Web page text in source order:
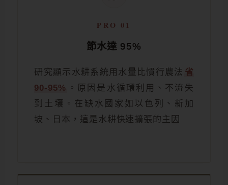
PRO 01
節水達 95%
研究顯示水耕系統用水量比慣行農法 省
90-95% 。原因是水循環利用、不流失
到土壤。在缺水國家如以色列、新加
坡、日本，這是水耕快速擴張的主因